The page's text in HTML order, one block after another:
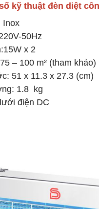
kỹ thuật đèn diệt
Inox
50Hz
x 2
– 100 m² (tham khảo)
51 x 11.3 x 27.3 (cm)
1.8 kg
điện DC